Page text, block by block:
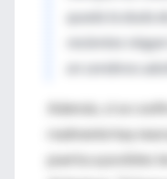
queda la duda
recientes
en cerebros
Además, si se
realmente hay
puerta a posibles